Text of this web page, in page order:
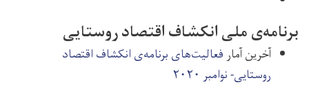
برنامه‌ی ملی انکشاف اقتصاد روستایی
آخرین آمارفعالیت‌های برنامه‌ی انکشاف اقتصاد
روستایی- نوامبر ۲۰۲۰